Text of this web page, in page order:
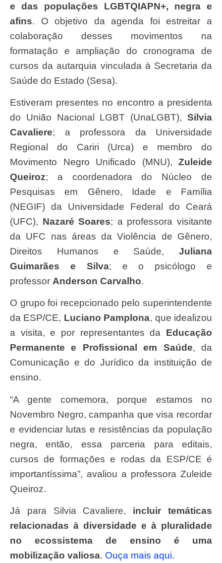
e das populações LGBTQIAPN+, negra e
afins. O objetivo da agenda foi estreitar a
colaboração desses movimentos na
formatação e ampliação do cronograma de
cursos da autarquia vinculada à Secretaria da
Saúde do Estado (Sesa).
Estiveram presentes no encontro a presidenta
do União Nacional LGBT (UnaLGBT), Silvia
Cavaliere; a professora da Universidade
Regional do Cariri (Urca) e membro do
Movimento Negro Unificado (MNU), Zuleide
Queiroz; a coordenadora do Núcleo de
Pesquisas em Gênero, Idade e Família
(NEGIF) da Universidade Federal do Ceará
(UFC), Nazaré Soares; a professora visitante
da UFC nas áreas da Violência de Gênero,
Direitos Humanos e Saúde, Juliana
Guimarães e Silva; e o psicólogo e
professor Anderson Carvalho.
O grupo foi recepcionado pelo superintendente
da ESP/CE, Luciano Pamplona, que idealizou
a visita, e por representantes da Educação
Permanente e Profissional em Saúde, da
Comunicação e do Jurídico da instituição de
ensino.
“A gente comemora, porque estamos no
Novembro Negro, campanha que visa recordar
e evidenciar lutas e resistências da população
negra, então, essa parceria para editais,
cursos de formações e rodas da ESP/CE é
importantíssima”, avaliou a professora Zuleide
Queiroz.
Já para Silvia Cavaliere, incluir temáticas
relacionadas à diversidade e à pluralidade
no ecossistema de ensino é uma
mobilização valiosa. Ouça mais aqui.